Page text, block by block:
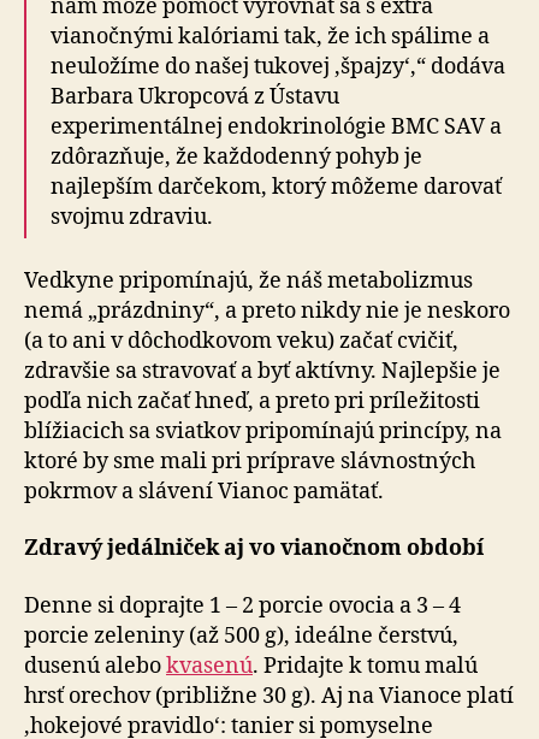
nám môže pomôcť vyrovnať sa s extra
vianočnými kalóriami tak, že ich spálime a
neuložíme do našej tukovej ‚špajzy‘,“ dodáva
Barbara Ukropcová z Ústavu
experimentálnej endokrinológie BMC SAV a
zdôrazňuje, že každodenný pohyb je
najlepším darčekom, ktorý môžeme darovať
svojmu zdraviu.
Vedkyne pripomínajú, že náš metabolizmus
nemá „prázdniny“, a preto nikdy nie je neskoro
(a to ani v dôchodkovom veku) začať cvičiť,
zdravšie sa stravovať a byť aktívny. Najlepšie je
podľa nich začať hneď, a preto pri príležitosti
blížiacich sa sviatkov pripomínajú princípy, na
ktoré by sme mali pri príprave slávnostných
pokrmov a slávení Vianoc pamätať.
Zdravý jedálniček aj vo vianočnom období
Denne si doprajte 1 – 2 porcie ovocia a 3 – 4
porcie zeleniny (až 500 g), ideálne čerstvú,
dusenú alebokvasenú. Pridajte k tomu malú
hrsť orechov (približne 30 g). Aj na Vianoce platí
‚hokejové pravidlo‘: tanier si pomyselne